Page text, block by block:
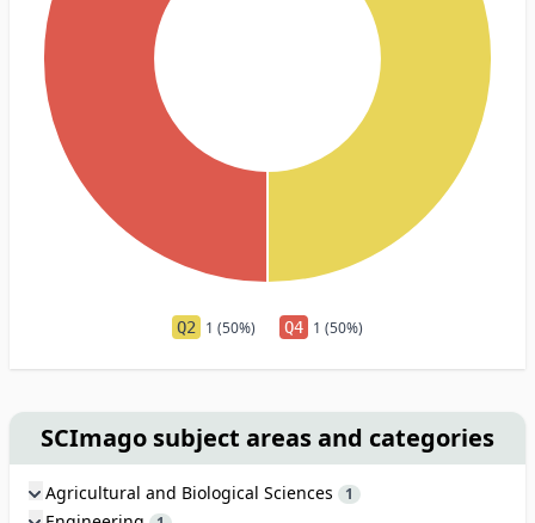
Q2 1 (50%) Q4 1 (50%)
SCImago subject areas and categories
Agricultural and Biological Sciences 1